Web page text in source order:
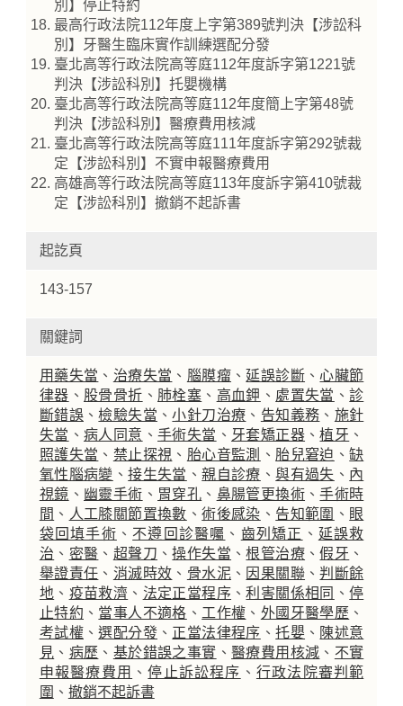
別】停止特約
最高行政法院112年度上字第389號判決【涉訟科
別】牙醫生臨床實作訓練選配分發
臺北高等行政法院高等庭112年度訴字第1221號
判決【涉訟科別】托嬰機構
臺北高等行政法院高等庭112年度簡上字第48號
判決【涉訟科別】醫療費用核減
臺北高等行政法院高等庭111年度訴字第292號裁
定【涉訟科別】不實申報醫療費用
高雄高等行政法院高等庭113年度訴字第410號裁
定【涉訟科別】撤銷不起訴書
起訖頁
143-157
關鍵詞
用藥失當 、 治療失當 、 腦膜瘤 、 延誤診斷 、 心臟節
律器 、 股骨骨折 、 肺栓塞 、 高血鉀 、 處置失當 、診
斷錯誤 、檢驗失當 、小針刀治療 、 告知義務 、 施針
失當 、病人同意 、手術失當 、 牙套矯正器 、植牙 、
照護失當 、 禁止探視 、 胎心音監測 、 胎兒窘迫 、缺
氧性腦病變 、接生失當 、親自診療 、與有過失 、 內
視鏡 、 幽靈手術 、 胃穿孔 、 鼻腸管更換術 、手術時
間 、 人工膝關節置換數 、術後感染 、 告知範圍 、 眼
袋回填手術 、 不遵回診醫囑 、 齒列矯正 、 延誤救
治 、 密醫 、 超聲刀 、操作失當 、根管治療 、假牙 、
舉證責任 、 消滅時效 、 骨水泥 、 因果關聯 、判斷餘
地 、 疫苗救濟 、 法定正當程序 、利害關係相同 、停
止特約 、 當事人不適格 、 工作權 、 外國牙醫學歷 、
考試權 、選配分發 、 正當法律程序 、托嬰 、 陳述意
見 、 病歷 、 基於錯誤之事實 、醫療費用核減 、 不實
申報醫療費用 、停止訴訟程序 、 行政法院審判範
圍 、 撤銷不起訴書